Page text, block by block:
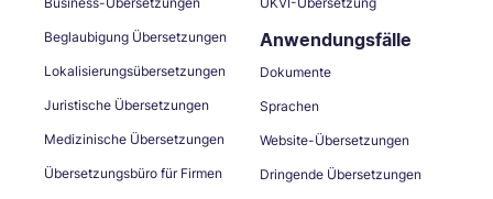
Beglaubigung Übersetzungen
Lokalisierungsübersetzungen
Juristische Übersetzungen
Medizinische Übersetzungen
Übersetzungsbüro für Firmen
Anwendungsfälle
Dokumente
Sprachen
Website-Übersetzungen
Dringende Übersetzungen